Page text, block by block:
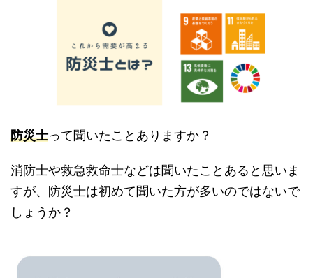
防災士って聞いたことありますか？
消防士や救急救命士などは聞いたことあると思いま
すが、防災士は初めて聞いた方が多いのではないで
しょうか？